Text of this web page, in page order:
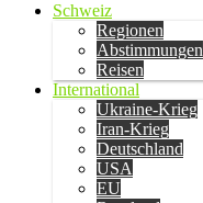
Schweiz
Regionen
Abstimmungen
Reisen
International
Ukraine-Krieg
Iran-Krieg
Deutschland
USA
EU